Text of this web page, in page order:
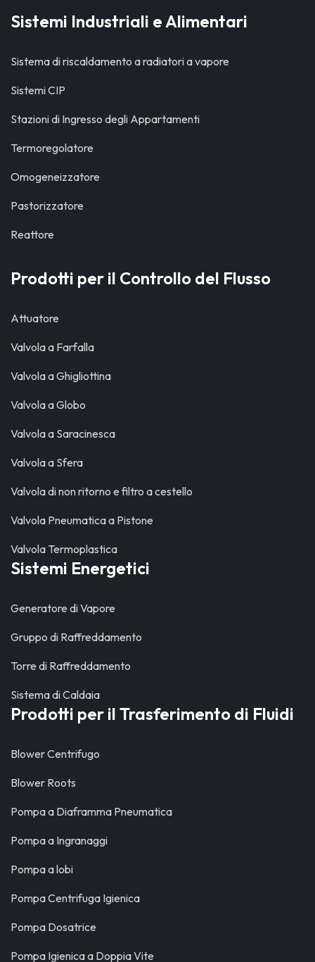
Sistemi Industriali e Alimentari
Sistema di riscaldamento a radiatori a vapore
Sistemi CIP
Stazioni di Ingresso degli Appartamenti
Termoregolatore
Omogeneizzatore
Pastorizzatore
Reattore
Prodotti per il Controllo del Flusso
Attuatore
Valvola a Farfalla
Valvola a Ghigliottina
Valvola a Globo
Valvola a Saracinesca
Valvola a Sfera
Valvola di non ritorno e filtro a cestello
Valvola Pneumatica a Pistone
Valvola Termoplastica
Sistemi Energetici
Generatore di Vapore
Gruppo di Raffreddamento
Torre di Raffreddamento
Sistema di Caldaia
Prodotti per il Trasferimento di Fluidi
Blower Centrifugo
Blower Roots
Pompa a Diaframma Pneumatica
Pompa a Ingranaggi
Pompa a lobi
Pompa Centrifuga Igienica
Pompa Dosatrice
Pompa Igienica a Doppia Vite